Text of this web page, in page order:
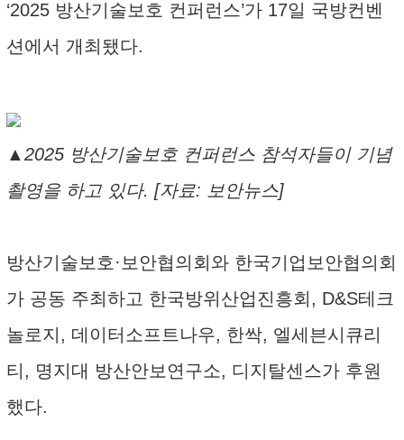
‘2025 방산기술보호 컨퍼런스’가 17일 국방컨벤
션에서 개최됐다.
▲2025 방산기술보호 컨퍼런스 참석자들이 기념
촬영을 하고 있다. [자료: 보안뉴스]
방산기술보호·보안협의회와 한국기업보안협의회
가 공동 주최하고 한국방위산업진흥회, D&S테크
놀로지, 데이터소프트나우, 한싹, 엘세븐시큐리
티, 명지대 방산안보연구소, 디지탈센스가 후원
했다.